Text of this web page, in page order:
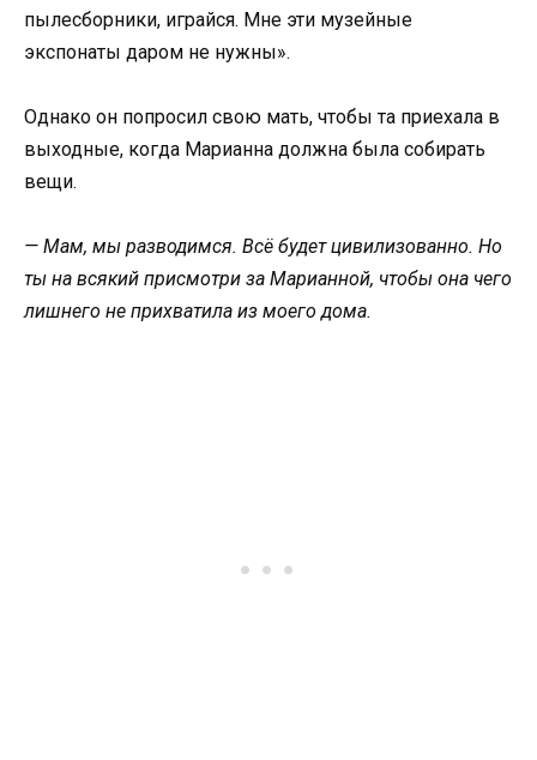
пылесборники, играйся. Мне эти музейные
экспонаты даром не нужны».
Однако он попросил свою мать, чтобы та приехала в
выходные, когда Марианна должна была собирать
вещи.
— Мам, мы разводимся. Всё будет цивилизованно. Но
ты на всякий присмотри за Марианной, чтобы она чего
лишнего не прихватила из моего дома.